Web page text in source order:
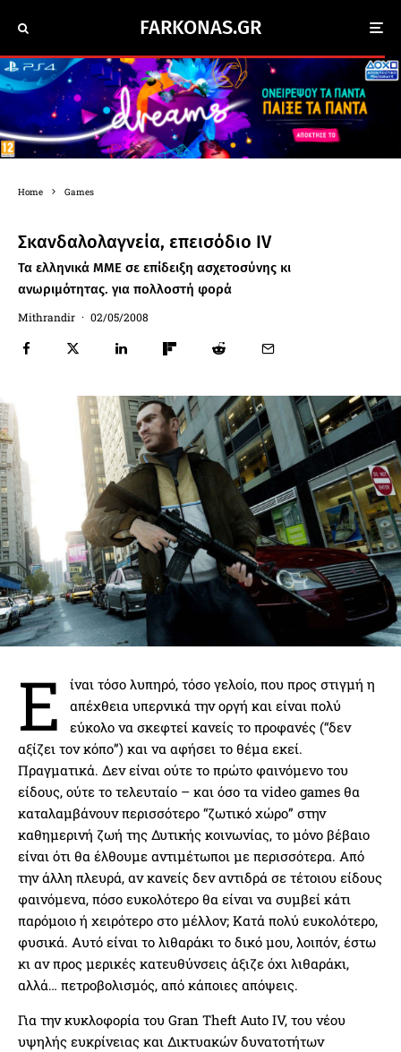
FARKONAS.GR
Home Games
Σκανδαλολαγνεία, επεισόδιο IV
Τα ελληνικά ΜΜΕ σε επίδειξη ασχετοσύνης κι
ανωριμότητας. για πολλοστή φορά
Mithrandir · 02/05/2008
Ε
ίναι τόσο λυπηρό, τόσο γελοίο, που προς στιγμή η
απέχθεια υπερνικά την οργή και είναι πολύ
εύκολο να σκεφτεί κανείς το προφανές (“δεν
αξίζει τον κόπο”) και να αφήσει το θέμα εκεί.
Πραγματικά. Δεν είναι ούτε το πρώτο φαινόμενο του
είδους, ούτε το τελευταίο – και όσο τα video games θα
καταλαμβάνουν περισσότερο “ζωτικό χώρο” στην
καθημερινή ζωή της Δυτικής κοινωνίας, το μόνο βέβαιο
είναι ότι θα έλθουμε αντιμέτωποι με περισσότερα. Από
την άλλη πλευρά, αν κανείς δεν αντιδρά σε τέτοιου είδους
φαινόμενα, πόσο ευκολότερο θα είναι να συμβεί κάτι
παρόμοιο ή χειρότερο στο μέλλον; Κατά πολύ ευκολότερο,
φυσικά. Aυτό είναι το λιθαράκι το δικό μου, λοιπόν, έστω
κι αν προς μερικές κατευθύνσεις άξιζε όχι λιθαράκι,
αλλά… πετροβολισμός, από κάποιες απόψεις.
Για την κυκλοφορία του Gran Theft Auto IV, του νέου
υψηλής ευκρίνειας και Δικτυακών δυνατοτήτων